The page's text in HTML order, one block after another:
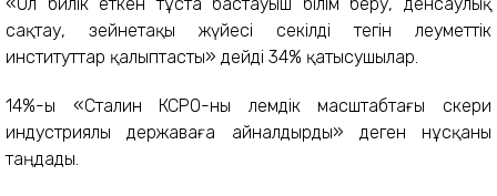
«Ол билік еткен тұста бастауыш білім беру, денсаулық
сақтау, зейнетақы жүйесі секілді тегін әлеуметтік
институттар қалыптасты» дейді 34% қатысушылар.
14%-ы «Сталин КСРО-ны әлемдік масштабтағы әскери
индустриялы державаға айналдырды» деген нұсқаны
таңдады.